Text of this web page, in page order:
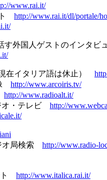
www.rai.it/
http://www.rai.it/dl/portale/
す外国人ゲストのインタビ
在イタリア語は休止）
http://www.arcoiris.tv/
http://www.radioalt.it/
オ・テレビ http://
オ局検索 http://www.radio-
ト http://www.italica.rai.it/